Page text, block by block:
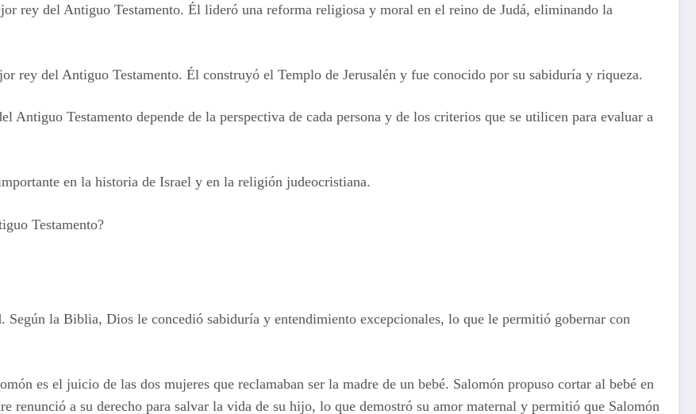
rey del Antiguo Testamento. Él lideró una reforma religiosa y moral en el reino de Judá, eliminando la
rey del Antiguo Testamento. Él construyó el Templo de Jerusalén y fue conocido por su sabiduría y riqueza.
Antiguo Testamento depende de la perspectiva de cada persona y de los criterios que se utilicen para evaluar a
en la historia de Israel y en la religión judeocristiana.
Testamento?
la Biblia, Dios le concedió sabiduría y entendimiento excepcionales, lo que le permitió gobernar con
es el juicio de las dos mujeres que reclamaban ser la madre de un bebé. Salomón propuso cortar al bebé en
renunció a su derecho para salvar la vida de su hijo, lo que demostró su amor maternal y permitió que Salomón